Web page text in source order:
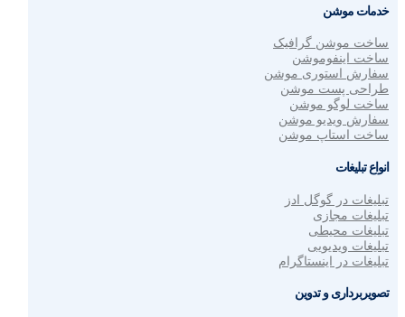
خدمات موشن
ساخت موشن گرافیک
ساخت اینفوموشن
سفارش استوری موشن
طراحی پست موشن
ساخت لوگو موشن
سفارش ویدیو موشن
ساخت استاپ موشن
انواع تبلیغات
تبلیغات در گوگل ادز
تبلیغات مجازی
تبلیغات محیطی
تبلیغات ویدیویی
تبلیغات در اینستاگرام
تصویربرداری و تدوین